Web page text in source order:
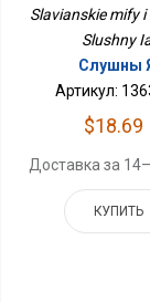
Slavianskie mify i
Slushny
Слушны
Артикул:
$18.69
Доставка за
КУПИТЬ